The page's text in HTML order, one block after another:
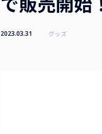
2023.03.31 グッズ